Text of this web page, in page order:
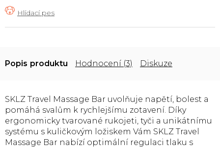
Popis Hodnocení (3) Diskuze
SKLZ Travel Massage Bar uvolňuje napětí, bolest a
pomáhá svalům k rychlejšímu zotavení. Díky
ergonomicky tvarované rukojeti, tyči a unikátnímu
systému s kuličkovým ložiskem Vám SKLZ Travel
Massage Bar nabízí optimální regulaci tlaku s